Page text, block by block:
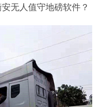
无人值守地磅软件？